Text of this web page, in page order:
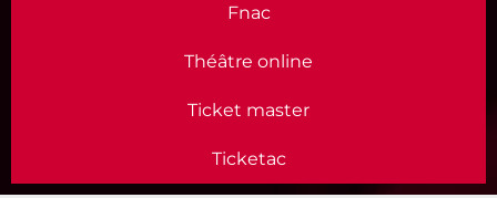
Fnac
Théâtre online
Ticket master
Ticketac